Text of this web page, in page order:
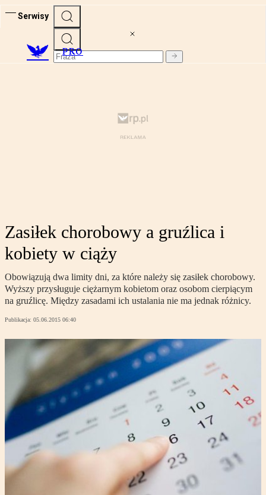
Serwisy
PRO
Zasiłek chorobowy a gruźlica i
kobiety w ciąży
Obowiązują dwa limity dni, za które należy się zasiłek chorobowy.
Wyższy przysługuje ciężarnym kobietom oraz osobom cierpiącym
na gruźlicę. Między zasadami ich ustalania nie ma jednak różnicy.
Publikacja: 05.06.2015 06:40